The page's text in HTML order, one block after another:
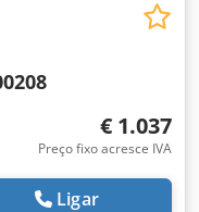
€ 1.037
Preço fixo acresce IVA
Ligar